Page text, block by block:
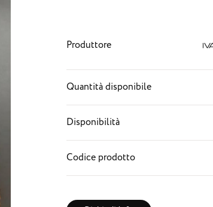
Produttore
Quantità disponibile
Disponibilità
Codice prodotto